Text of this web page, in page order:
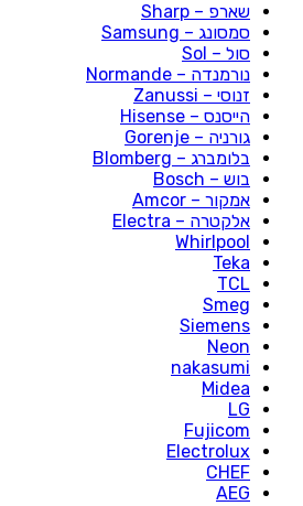
שארפ – Sharp
סמסונג – Samsung
סול – Sol
נורמנדה – Normande
זנוסי – Zanussi
הייסנס – Hisense
גורניה – Gorenje
בלומברג – Blomberg
בוש – Bosch
אמקור – Amcor
אלקטרה – Electra
Whirlpool
Teka
TCL
Smeg
Siemens
Neon
nakasumi
Midea
LG
Fujicom
Electrolux
CHEF
AEG